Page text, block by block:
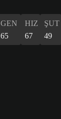
GEN
65
HIZ
67
ŞUT
49